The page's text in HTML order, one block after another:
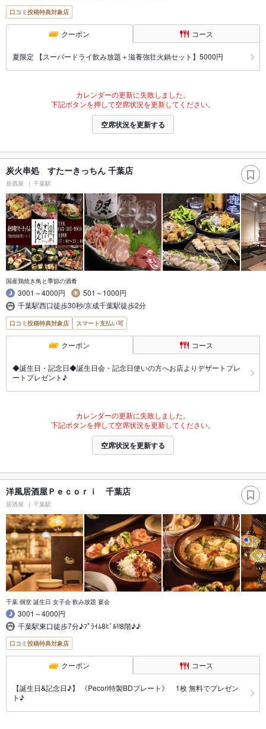
口コミ投稿特典対象店
クーポン コース
夏限定 【スーパードライ飲み放題＋滋養強壮火鍋セット】5000円
カレンダーの更新に失敗しました。
下記ボタンを押して空席状況を更新してください。
空席状況を更新する
炭火串処 すたーきっちん 千葉店
居酒屋 千葉駅
国産鶏焼き鳥と季節の酒肴
3001～4000円
501～1000円
千葉駅西口徒歩30秒/京成千葉駅徒歩2分
口コミ投稿特典対象店 スマート支払い可
クーポン コース
◆誕生日・記念日◆誕生日会・記念日使いの方へお店よりデザートプレ
ートプレゼント♪
カレンダーの更新に失敗しました。
下記ボタンを押して空席状況を更新してください。
空席状況を更新する
洋風居酒屋Ｐｅｃｏｒｉ 千葉店
居酒屋 千葉駅
千葉 個室 誕生日 女子会 飲み放題 宴会
3001～4000円
千葉駅東口徒歩7分♪ﾌﾟﾗｲﾑ8ﾋﾞﾙ!!8階♪♪
口コミ投稿特典対象店
クーポン コース
【誕生日&記念日♪】 《Pecori特製BDプレート》 1枚 無料でプレゼン
ト♪